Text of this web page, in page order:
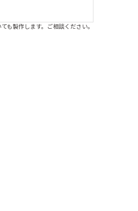
も製作します。ご相談ください。